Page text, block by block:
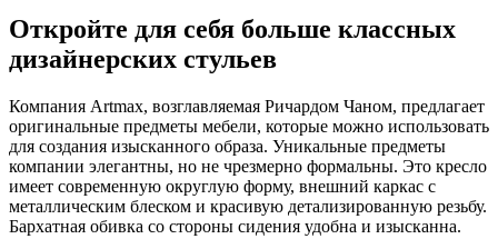
Откройте для себя больше классных
дизайнерских стульев
Компания Artmax, возглавляемая Ричардом Чаном, предлагает
оригинальные предметы мебели, которые можно использовать
для создания изысканного образа. Уникальные предметы
компании элегантны, но не чрезмерно формальны. Это кресло
имеет современную округлую форму, внешний каркас с
металлическим блеском и красивую детализированную резьбу.
Бархатная обивка со стороны сидения удобна и изысканна.